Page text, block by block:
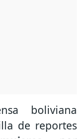
boliviana
de reportes